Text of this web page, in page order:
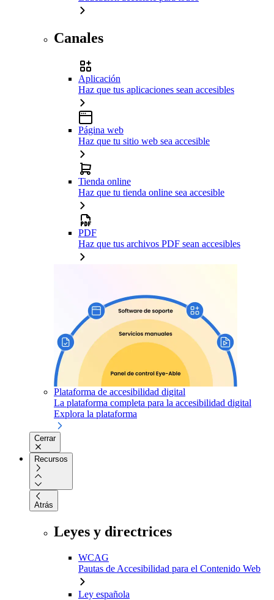
Canales
Aplicación
Haz que tus aplicaciones sean accesibles
Página web
Haz que tu sitio web sea accesible
Tienda online
Haz que tu tienda online sea accesible
PDF
Haz que tus archivos PDF sean accesibles
Plataforma de accesibilidad digital
La plataforma completa para la accesibilidad digital
Explora la plataforma
Cerrar
Recursos
Atrás
Leyes y directrices
WCAG
Pautas de Accesibilidad para el Contenido Web
Ley española